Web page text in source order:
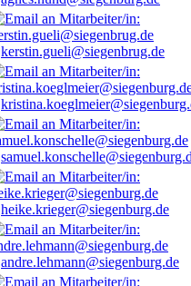
kerstin.gueli@siegenbrug.de
heike.krieger@siegenburg.de
andre.lehmann@siegenburg.de